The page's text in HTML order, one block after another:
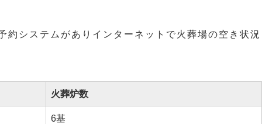
約システムがありインターネットで火葬場の空き状況
火葬炉数
6基